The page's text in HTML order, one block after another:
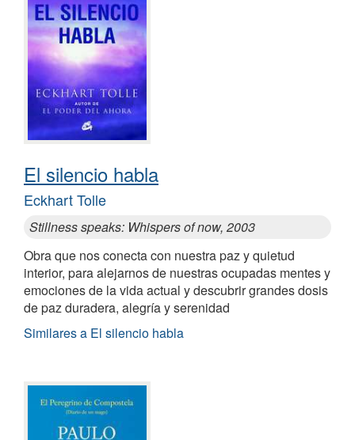
El silencio habla
Eckhart Tolle
Stillness speaks: Whispers of now, 2003
Obra que nos conecta con nuestra paz y quietud
interior, para alejarnos de nuestras ocupadas mentes y
emociones de la vida actual y descubrir grandes dosis
de paz duradera, alegría y serenidad
Similares a El silencio habla